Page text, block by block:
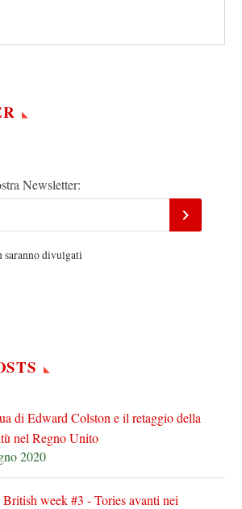
Newsletter:
divulgati
di Edward Colston e il retaggio della
nel Regno Unito
2020
week #3 - Tories avanti nei